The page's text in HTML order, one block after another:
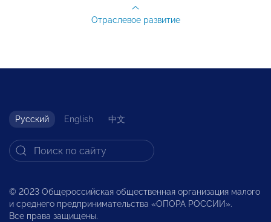
Отраслевое развитие
Русский English 中文
© 2023 Общероссийская общественная организация малого
и среднего предпринимательства «ОПОРА РОССИИ».
Все права защищены.